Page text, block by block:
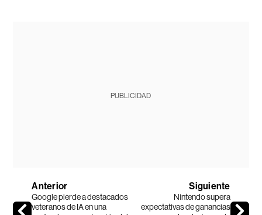
PUBLICIDAD
Anterior
Google pierde a destacados
veteranos de IA en una
Siguiente
Nintendo supera
expectativas de ganancias